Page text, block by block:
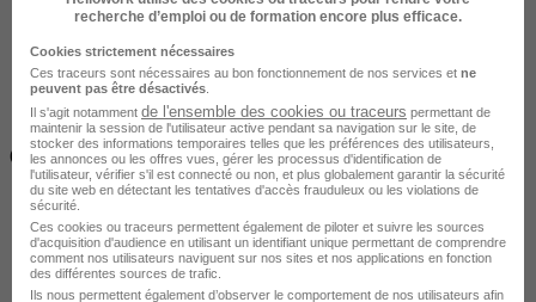
Inférieur à 2 jours
(14h)
recherche d’emploi ou de formation encore plus efficace.
Cookies strictement nécessaires
Ces traceurs sont nécessaires au bon fonctionnement de nos services et ne
peuvent pas être désactivés
Il s'agit notamment de l'ensemble des cookies ou traceurs permettant de
maintenir la session de l'utilisateur active pendant sa navigation sur le site, de
stocker des informations temporaires telles que les préférences des utilisateurs,
les annonces ou les offres vues, gérer les processus d'identification de
l'utilisateur, vérifier s'il est connecté ou non, et plus globalement garantir la sécurité
du site web en détectant les tentatives d'accès frauduleux ou les violations de
sécurité.
Ces cookies ou traceurs permettent également de piloter et suivre les sources
d'acquisition d'audience en utilisant un identifiant unique permettant de comprendre
comment nos utilisateurs naviguent sur nos sites et nos applications en fonction
des différentes sources de trafic.
Ils nous permettent également d’observer le comportement de nos utilisateurs afin